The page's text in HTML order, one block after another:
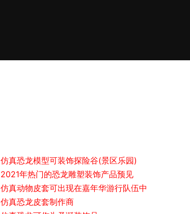
仿真恐龙模型可装饰探险谷(景区乐园)
2021年热门的恐龙雕塑装饰产品预见
仿真动物皮套可出现在嘉年华游行队伍中
仿真恐龙皮套制作商